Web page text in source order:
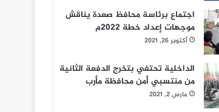
اجتماع برئاسة محافظ صعدة يناقش
موجهات إعداد خطة 2022م
أكتوبر 26, 2021
الداخلية تحتفي بتخرج الدفعة الثانية
من منتسبي أمن محافظة مأرب
مارس 2, 2021